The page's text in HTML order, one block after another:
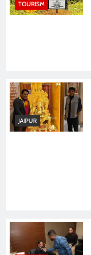
TOURISM
JAIPUR